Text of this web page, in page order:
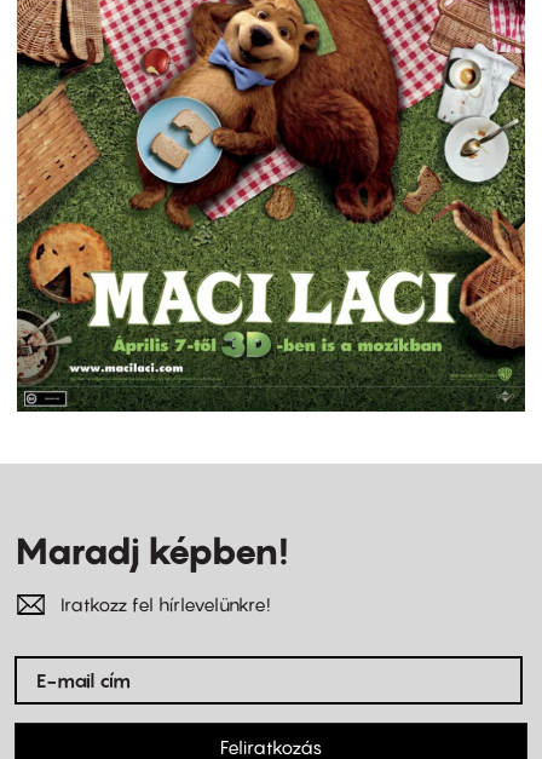
Maradj képben!
Iratkozz fel hírlevelünkre!
Feliratkozás